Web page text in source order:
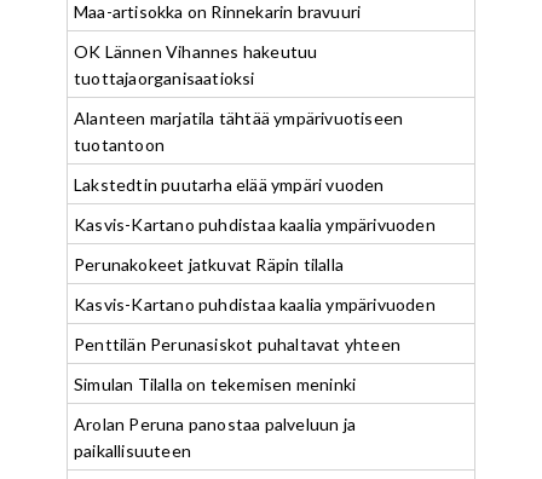
Maa-artisokka on Rinnekarin bravuuri
OK Lännen Vihannes hakeutuu
tuottajaorganisaatioksi
Alanteen marjatila tähtää ympärivuotiseen
tuotantoon
Lakstedtin puutarha elää ympäri vuoden
Kasvis-Kartano puhdistaa kaalia ympärivuoden
Perunakokeet jatkuvat Räpin tilalla
Kasvis-Kartano puhdistaa kaalia ympärivuoden
Penttilän Perunasiskot puhaltavat yhteen
Simulan Tilalla on tekemisen meninki
Arolan Peruna panostaa palveluun ja
paikallisuuteen